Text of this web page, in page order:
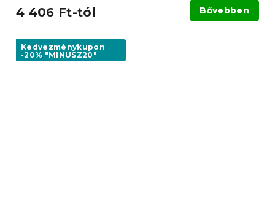
4 406 Ft-tól Bővebben
Kedvezménykupon
-20% "MINUSZ20"